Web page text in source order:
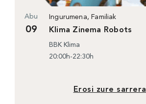
Ingurumena, Familiak
Abu
09 Klima Zinema Robots
BBK Klima
20:00h-22:30h
Erosi zure sarrera